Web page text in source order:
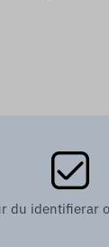
du identifierar